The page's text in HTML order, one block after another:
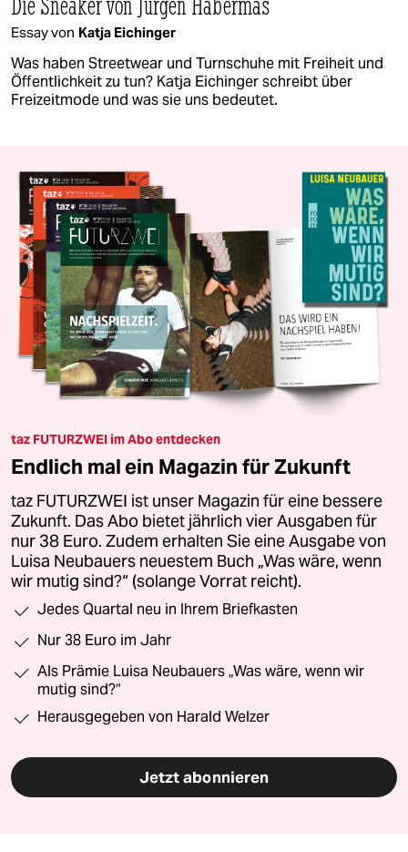
Essay von Katja Eichinger
Was haben Streetwear und Turnschuhe mit Freiheit und
Öffentlichkeit zu tun? Katja Eichinger schreibt über
Freizeitmode und was sie uns bedeutet.
taz FUTURZWEI im Abo entdecken
Endlich mal ein Magazin für Zukunft
taz FUTURZWEI ist unser Magazin für eine bessere
Zukunft. Das Abo bietet jährlich vier Ausgaben für
nur 38 Euro. Zudem erhalten Sie eine Ausgabe von
Luisa Neubauers neuestem Buch „Was wäre, wenn
wir mutig sind?“ (solange Vorrat reicht).
Jedes Quartal neu in Ihrem Briefkasten
Nur 38 Euro im Jahr
Als Prämie Luisa Neubauers „Was wäre, wenn wir
mutig sind?“
Herausgegeben von Harald Welzer
Jetzt abonnieren